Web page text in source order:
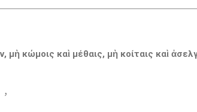
κώμοις καὶ μέθαις, μὴ κοίταις καὶ
，